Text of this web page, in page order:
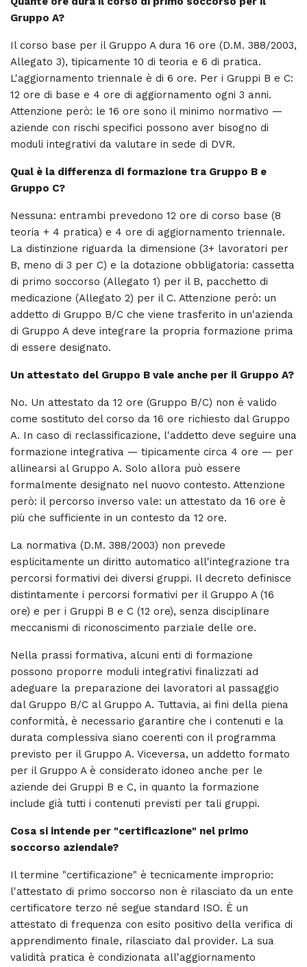
Gruppo A?
Il corso base per il Gruppo A dura 16 ore (D.M. 388/2003,
Allegato 3), tipicamente 10 di teoria e 6 di pratica.
L'aggiornamento triennale è di 6 ore. Per i Gruppi B e C:
12 ore di base e 4 ore di aggiornamento ogni 3 anni.
Attenzione però: le 16 ore sono il minimo normativo —
aziende con rischi specifici possono aver bisogno di
moduli integrativi da valutare in sede di DVR.
Qual è la differenza di formazione tra Gruppo B e
Gruppo C?
Nessuna: entrambi prevedono 12 ore di corso base (8
teoria + 4 pratica) e 4 ore di aggiornamento triennale.
La distinzione riguarda la dimensione (3+ lavoratori per
B, meno di 3 per C) e la dotazione obbligatoria: cassetta
di primo soccorso (Allegato 1) per il B, pacchetto di
medicazione (Allegato 2) per il C. Attenzione però: un
addetto di Gruppo B/C che viene trasferito in un'azienda
di Gruppo A deve integrare la propria formazione prima
di essere designato.
Un attestato del Gruppo B vale anche per il Gruppo A?
No. Un attestato da 12 ore (Gruppo B/C) non è valido
come sostituto del corso da 16 ore richiesto dal Gruppo
A. In caso di reclassificazione, l'addetto deve seguire una
formazione integrativa — tipicamente circa 4 ore — per
allinearsi al Gruppo A. Solo allora può essere
formalmente designato nel nuovo contesto. Attenzione
però: il percorso inverso vale: un attestato da 16 ore è
più che sufficiente in un contesto da 12 ore.
La normativa (D.M. 388/2003) non prevede
esplicitamente un diritto automatico all'integrazione tra
percorsi formativi dei diversi gruppi. Il decreto definisce
distintamente i percorsi formativi per il Gruppo A (16
ore) e per i Gruppi B e C (12 ore), senza disciplinare
meccanismi di riconoscimento parziale delle ore.
Nella prassi formativa, alcuni enti di formazione
possono proporre moduli integrativi finalizzati ad
adeguare la preparazione dei lavoratori al passaggio
dal Gruppo B/C al Gruppo A. Tuttavia, ai fini della piena
conformità, è necessario garantire che i contenuti e la
durata complessiva siano coerenti con il programma
previsto per il Gruppo A. Viceversa, un addetto formato
per il Gruppo A è considerato idoneo anche per le
aziende dei Gruppi B e C, in quanto la formazione
include già tutti i contenuti previsti per tali gruppi.
Cosa si intende per "certificazione" nel primo
soccorso aziendale?
Il termine "certificazione" è tecnicamente improprio:
l'attestato di primo soccorso non è rilasciato da un ente
certificatore terzo né segue standard ISO. È un
attestato di frequenza con esito positivo della verifica di
apprendimento finale, rilasciato dal provider. La sua
validità pratica è condizionata all'aggiornamento